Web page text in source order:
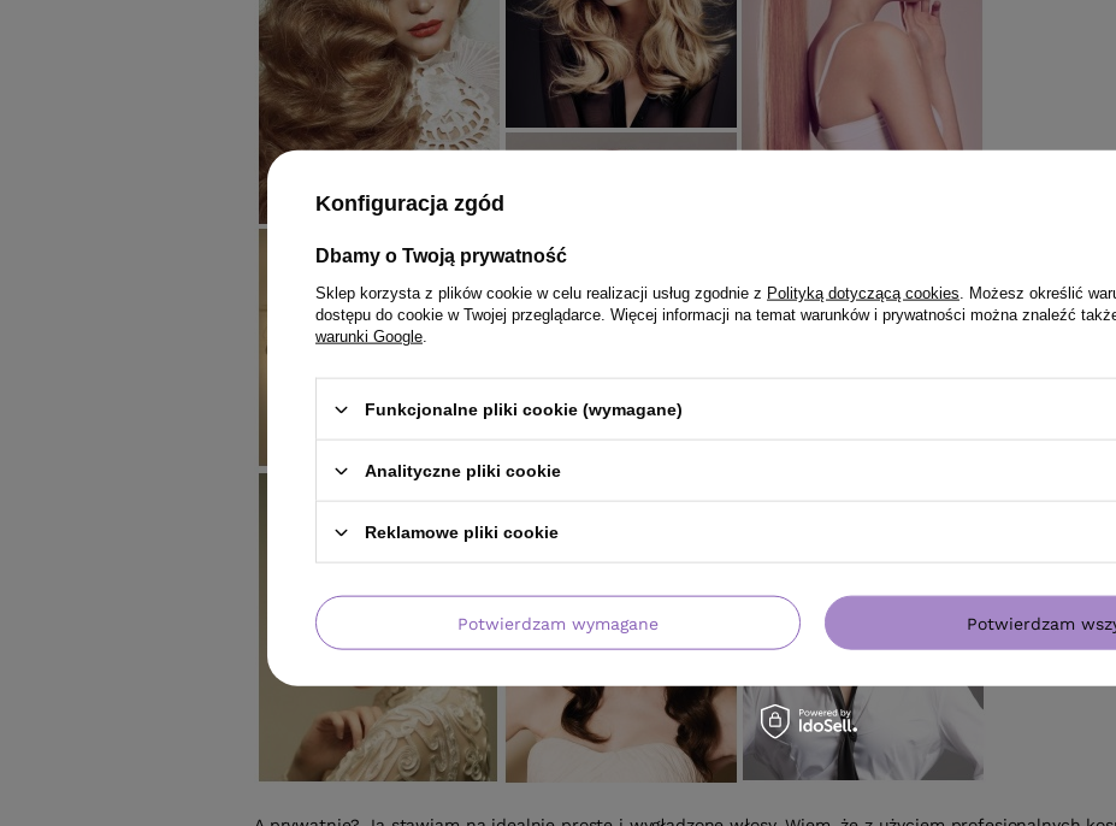
Konfiguracja zgód
Dbamy o Twoją prywatność
Sklep korzysta z plików cookie w celu realizacji usług zgodnie z Polityką dotyczącą cookies . Możesz określić
dostępu do cookie w Twojej przeglądarce. Więcej informacji na temat warunków i prywatności można znaleźć
warunki Google
Funkcjonalne pliki cookie (wymagane)
Analityczne pliki cookie
Reklamowe pliki cookie
Potwierdzam wymagane Potwierdzam